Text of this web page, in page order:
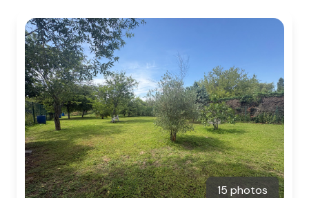
notre
équipe
15 photos